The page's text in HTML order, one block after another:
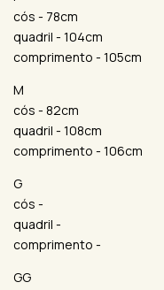
cós - 78cm
quadril - 104cm
comprimento - 105cm
M
cós - 82cm
quadril - 108cm
comprimento - 106cm
G
cós -
quadril -
comprimento -
GG